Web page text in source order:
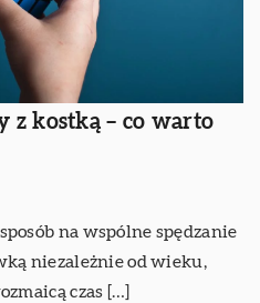
z kostką – co warto
na wspólne spędzanie
niezależnie od wieku,
czas […]